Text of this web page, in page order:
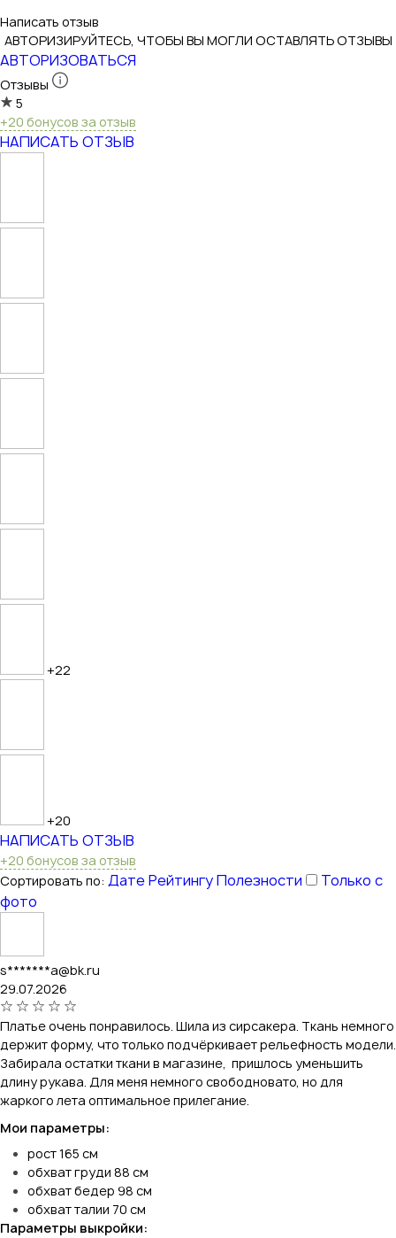
Написать отзыв
АВТОРИЗИРУЙТЕСЬ, ЧТОБЫ ВЫ МОГЛИ ОСТАВЛЯТЬ ОТЗЫВЫ
АВТОРИЗОВАТЬСЯ
Отзывы
5
+20 бонусов за отзыв
НАПИСАТЬ ОТЗЫВ
+22
+20
НАПИСАТЬ ОТЗЫВ
+20 бонусов за отзыв
Сортировать по: ДатеРейтингуПолезности
Только с
фото
s*******a@bk.ru
29.07.2026
Платье очень понравилось. Шила из сирсакера. Ткань немного
держит форму, что только подчёркивает рельефность модели.
Забирала остатки ткани в магазине, пришлось уменьшить
длину рукава. Для меня немного свободновато, но для
жаркого лета оптимальное прилегание.
Мои параметры:
рост 165 см
обхват груди 88 см
обхват бедер 98 см
обхват талии 70 см
Параметры выкройки: